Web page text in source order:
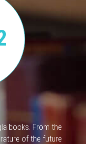
books. From the
of the future